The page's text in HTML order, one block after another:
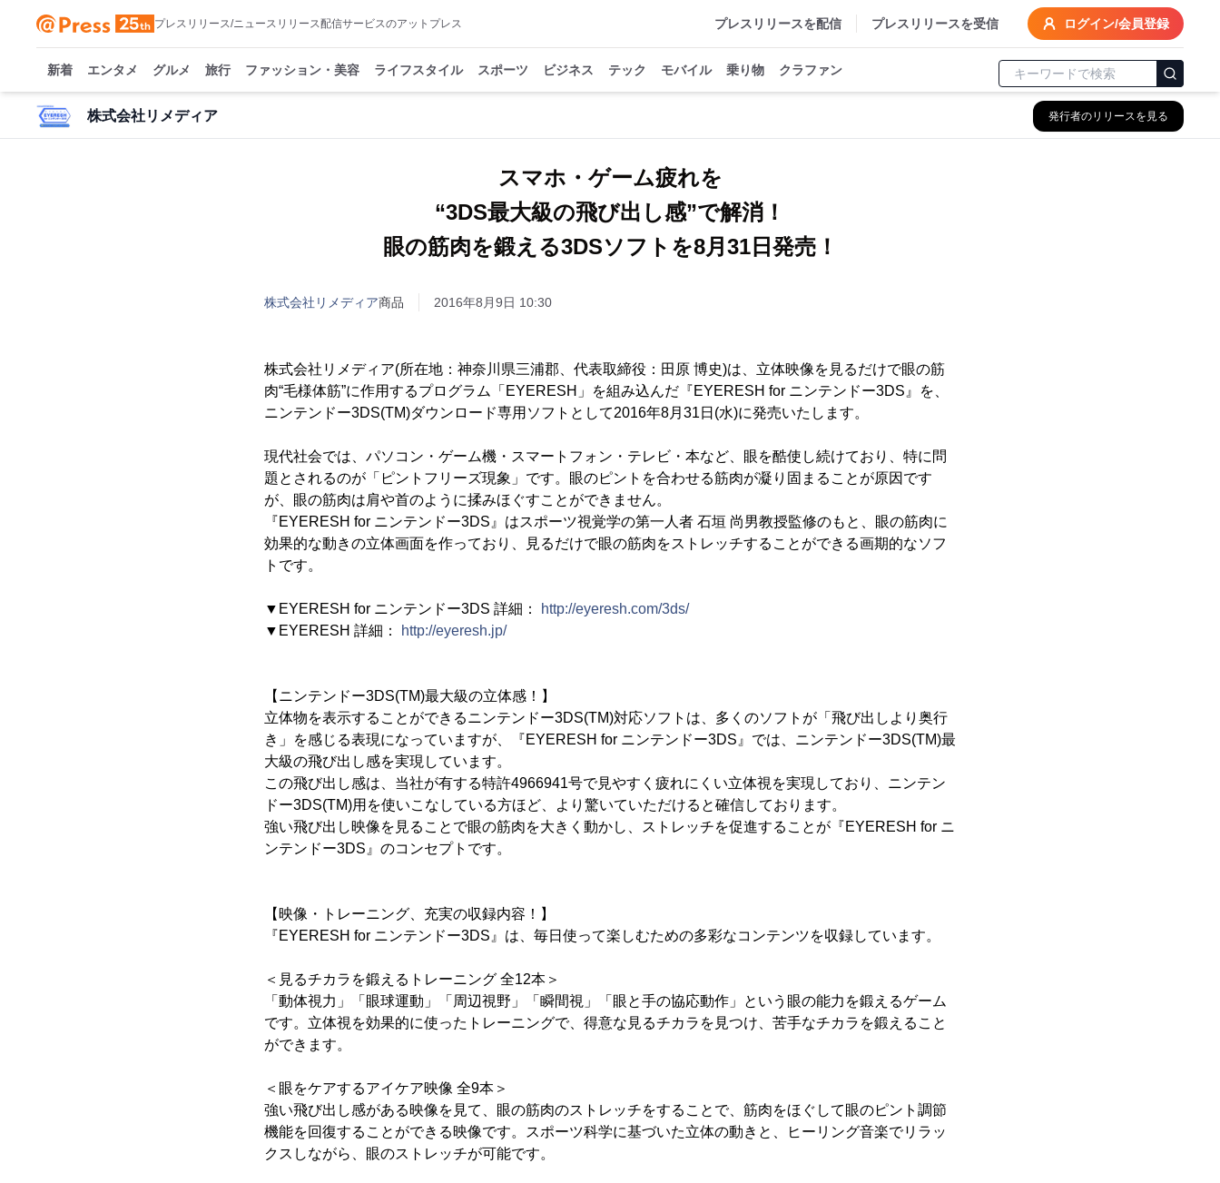
プレスリリース/ニュースリリース配信サービスのアットプレス プレスリリースを配信 プレスリリースを受信 ログイン/会員登録
新着 エンタメ グルメ 旅行 ファッション・美容 ライフスタイル スポーツ ビジネス テック モバイル 乗り物 クラファン
株式会社リメディア 発行者のリリースを見る
スマホ・ゲーム疲れを
“3DS最大級の飛び出し感”で解消！
眼の筋肉を鍛える3DSソフトを8月31日発売！
株式会社リメディア商品 2016年8月9日 10:30
株式会社リメディア(所在地：神奈川県三浦郡、代表取締役：田原 博史)は、立体映像を見るだけで眼の筋
肉“毛様体筋”に作用するプログラム「EYERESH」を組み込んだ『EYERESH for ニンテンドー3DS』を、
ニンテンドー3DS(TM)ダウンロード専用ソフトとして2016年8月31日(水)に発売いたします。
現代社会では、パソコン・ゲーム機・スマートフォン・テレビ・本など、眼を酷使し続けており、特に問
題とされるのが「ピントフリーズ現象」です。眼のピントを合わせる筋肉が凝り固まることが原因です
が、眼の筋肉は肩や首のように揉みほぐすことができません。
『EYERESH for ニンテンドー3DS』はスポーツ視覚学の第一人者 石垣 尚男教授監修のもと、眼の筋肉に
効果的な動きの立体画面を作っており、見るだけで眼の筋肉をストレッチすることができる画期的なソフ
トです。
▼EYERESH for ニンテンドー3DS 詳細：
http://eyeresh.com/3ds/
▼EYERESH 詳細：
http://eyeresh.jp/
【ニンテンドー3DS(TM)最大級の立体感！】
立体物を表示することができるニンテンドー3DS(TM)対応ソフトは、多くのソフトが「飛び出しより奥行
き」を感じる表現になっていますが、『EYERESH for ニンテンドー3DS』では、ニンテンドー3DS(TM)最
大級の飛び出し感を実現しています。
この飛び出し感は、当社が有する特許4966941号で見やすく疲れにくい立体視を実現しており、ニンテン
ドー3DS(TM)用を使いこなしている方ほど、より驚いていただけると確信しております。
強い飛び出し映像を見ることで眼の筋肉を大きく動かし、ストレッチを促進することが『EYERESH for ニ
ンテンドー3DS』のコンセプトです。
【映像・トレーニング、充実の収録内容！】
『EYERESH for ニンテンドー3DS』は、毎日使って楽しむための多彩なコンテンツを収録しています。
＜見るチカラを鍛えるトレーニング 全12本＞
「動体視力」「眼球運動」「周辺視野」「瞬間視」「眼と手の協応動作」という眼の能力を鍛えるゲーム
です。立体視を効果的に使ったトレーニングで、得意な見るチカラを見つけ、苦手なチカラを鍛えること
ができます。
＜眼をケアするアイケア映像 全9本＞
強い飛び出し感がある映像を見て、眼の筋肉のストレッチをすることで、筋肉をほぐして眼のピント調節
機能を回復することができる映像です。スポーツ科学に基づいた立体の動きと、ヒーリング音楽でリラッ
クスしながら、眼のストレッチが可能です。